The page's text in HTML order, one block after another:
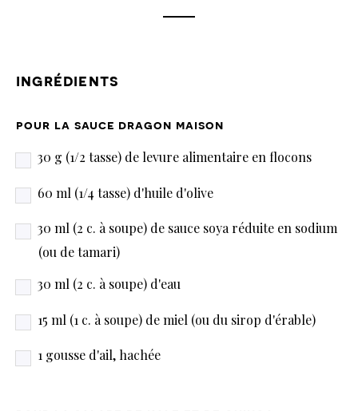
ingrédients
pour la sauce dragon maison
30 g (1/2 tasse) de levure alimentaire en flocons
60 ml (1/4 tasse) d'huile d'olive
30 ml (2 c. à soupe) de sauce soya réduite en sodium
(ou de tamari)
30 ml (2 c. à soupe) d'eau
15 ml (1 c. à soupe) de miel (ou du sirop d'érable)
1 gousse d'ail, hachée